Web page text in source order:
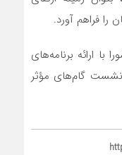
فراهم آورد.
با ارائه برنامه‌های
گام‌های مؤثر